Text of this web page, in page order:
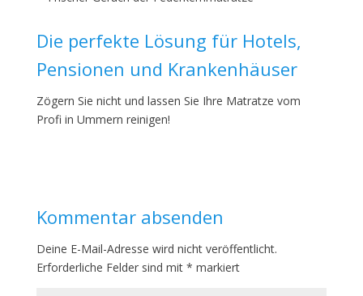
Die perfekte Lösung für Hotels,
Pensionen und Krankenhäuser
Zögern Sie nicht und lassen Sie Ihre Matratze vom
Profi in Ummern reinigen!
Kommentar absenden
Deine E-Mail-Adresse wird nicht veröffentlicht.
Erforderliche Felder sind mit * markiert